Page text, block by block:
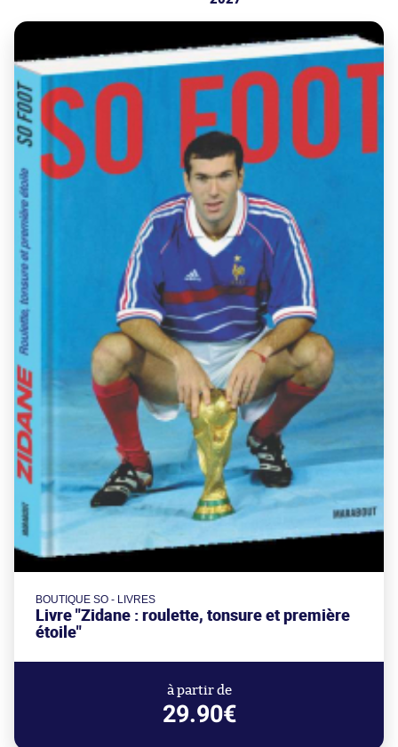
BOUTIQUE SO - LIVRES
Livre "Zidane : roulette, tonsure et première
étoile"
à partir de
29.90€